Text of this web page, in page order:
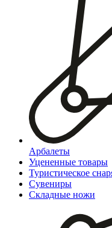
Арбалеты
Уцененные товары
Туристическое
Сувениры
Складные ножи